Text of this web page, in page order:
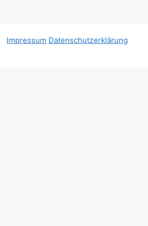
Impressum Datenschutzerklärung